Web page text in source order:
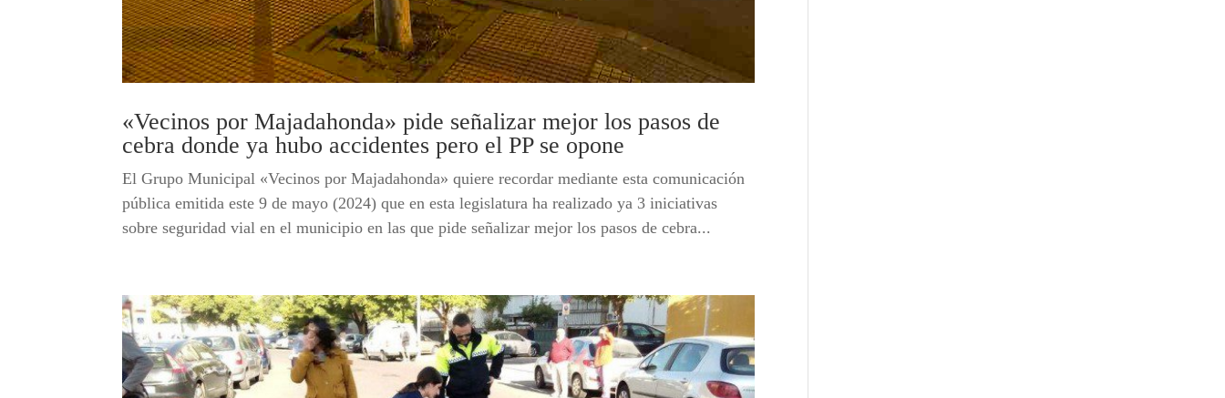
«Vecinos por Majadahonda» pide señalizar mejor los pasos de
cebra donde ya hubo accidentes pero el PP se opone
El Grupo Municipal «Vecinos por Majadahonda» quiere recordar mediante esta comunicación
pública emitida este 9 de mayo (2024) que en esta legislatura ha realizado ya 3 iniciativas
sobre seguridad vial en el municipio en las que pide señalizar mejor los pasos de cebra...